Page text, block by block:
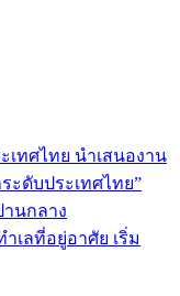
ทศไทย นำเสนองาน
ะดับประเทศไทย”
านกลาง
เลที่อยู่อาศัย เริ่ม